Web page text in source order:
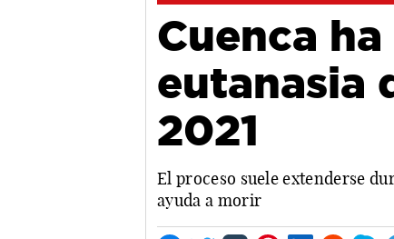
Cuenca
eutanasia
2021
El proceso suele extenderse
ayuda a morir